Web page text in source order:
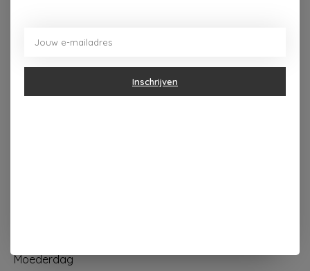
Moederdag
Inschrijven